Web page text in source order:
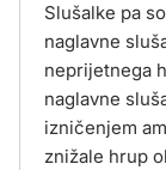
Slušalke pa
naglavne
neprijetnega
naglavne
izničenjem
znižale hrup